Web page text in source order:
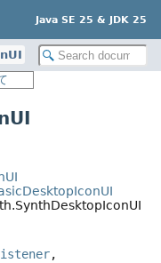
Java SE 25 & JDK 25
,